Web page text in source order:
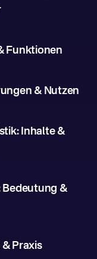
Funktionen
& Nutzen
Inhalte &
Bedeutung &
Praxis